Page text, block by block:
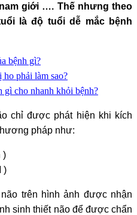
giới …. Thế nhưng theo
là độ tuổi dễ mắc bệnh
bệnh gì?
ho phải làm sao?
cho nhanh khỏi bệnh?
chỉ được phát hiện khi kích
pháp như:
)
)
trên hình ảnh được nhận
sinh thiết não để được chẩn